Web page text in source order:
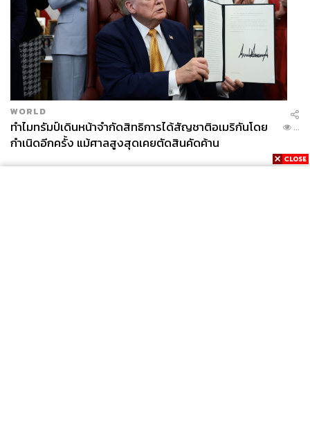
WORLD
ทำไมทรัมป์เดินหน้าจำกัดสิทธิการได้สัญชาติอเมริกันโดย
กำเนิดอีกครั้ง แม้ศาลสูงสุดเคยตัดสินคัดค้าน
...